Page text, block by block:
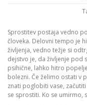
Sprostitev postaja vedno
človeka. Delovni tempo je
življenja, vedno težje si
dejstvo je, da življenje pod
psihične, lahko hitro
bolezni. Če želimo ostati v
znati poglobiti vase,
se sprostiti. Ko se umirmo,